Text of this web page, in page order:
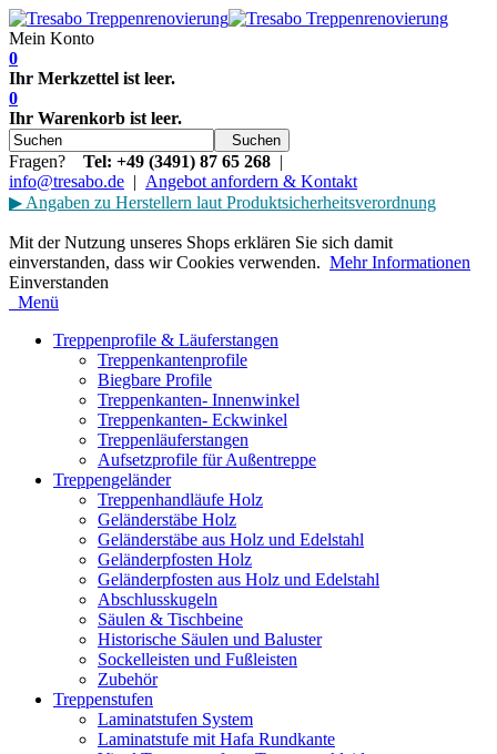
Mein Konto
0
Ihr Merkzettel ist leer.
0
Ihr Warenkorb ist leer.
Suchen
Fragen? Tel: +49 (3491) 87 65 268 |
info@tresabo.de | Angebot anfordern & Kontakt
▶ Angaben zu Herstellern laut Produktsicherheitsverordnung
Mit der Nutzung unseres Shops erklären Sie sich damit
einverstanden, dass wir Cookies verwenden. Mehr Informationen
Einverstanden
Menü
Treppenprofile & Läuferstangen
Treppenkantenprofile
Biegbare Profile
Treppenkanten- Innenwinkel
Treppenkanten- Eckwinkel
Treppenläuferstangen
Aufsetzprofile für Außentreppe
Treppengeländer
Treppenhandläufe Holz
Geländerstäbe Holz
Geländerstäbe aus Holz und Edelstahl
Geländerpfosten Holz
Geländerpfosten aus Holz und Edelstahl
Abschlusskugeln
Säulen & Tischbeine
Historische Säulen und Baluster
Sockelleisten und Fußleisten
Zubehör
Treppenstufen
Laminatstufen System
Laminatstufe mit Hafa Rundkante